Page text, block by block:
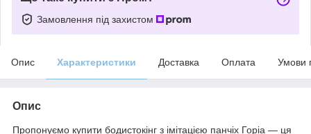
Замовлення під захистом
Опис Характеристики Доставка Оплата Умови
Опис
Пропонуємо купити бодистокінг з імітацією панчіх Горіа — ця